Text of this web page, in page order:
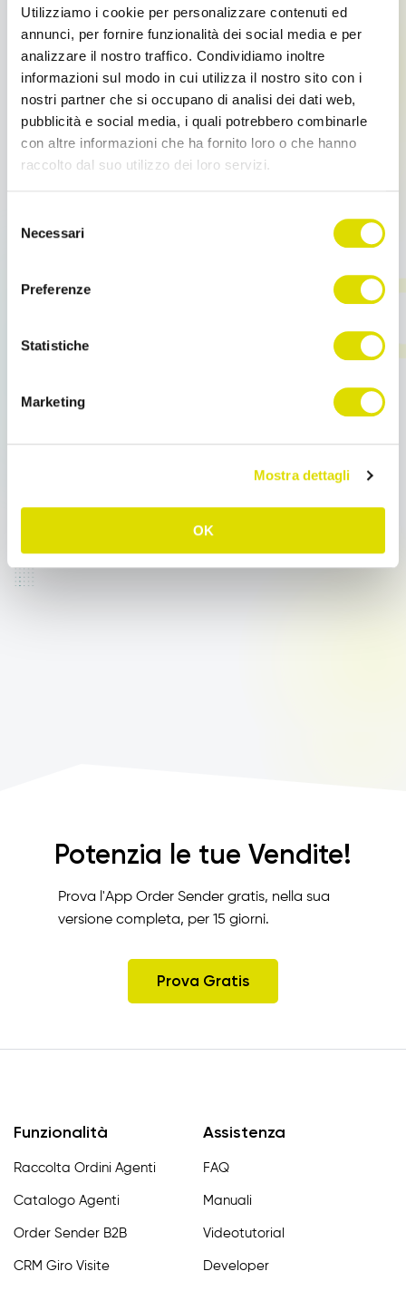
Utilizziamo i cookie per personalizzare contenuti ed
annunci, per fornire funzionalità dei social media e per
analizzare il nostro traffico. Condividiamo inoltre
informazioni sul modo in cui utilizza il nostro sito con i
nostri partner che si occupano di analisi dei dati web,
pubblicità e social media, i quali potrebbero combinarle
con altre informazioni che ha fornito loro o che hanno
raccolto dal suo utilizzo dei loro servizi.
all'informativa:
https://www.ordersender.com/cookie-
delNecessari
Preferenze
Statistiche
Marketing
Mostra dettagli
OK
connettore presente in Order Sender […]
Leggi tutto
Novità
perdere mai i propri dati Sappiamo che la cosa più
Potenzia le tue Vendite!
Prova l'App Order Sender gratis, nella sua
versione completa, per 15 giorni.
Prova Gratis
Funzionalità
Raccolta Ordini Agenti
Catalogo Agenti
Order Sender B2B
CRM Giro Visite
Assistenza
FAQ
Manuali
Videotutorial
Developer